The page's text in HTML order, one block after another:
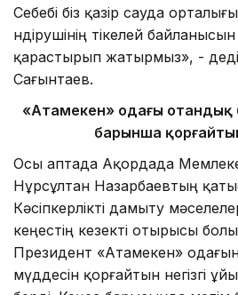
Себебі біз қазір сауда
өндірушінің тікелей
қарастырып жа­тыр­мыз», -
Сағынтаев.
«Атамекен» одағы отандық
барынша
Осы аптада Ақордада
Нұрсұлтан Назарбаевтың
Кәсіпкерлікті дамыту
кеңестің кезекті отырысы
Президент «Атамекен»
мүддесін қорғайтын негізгі